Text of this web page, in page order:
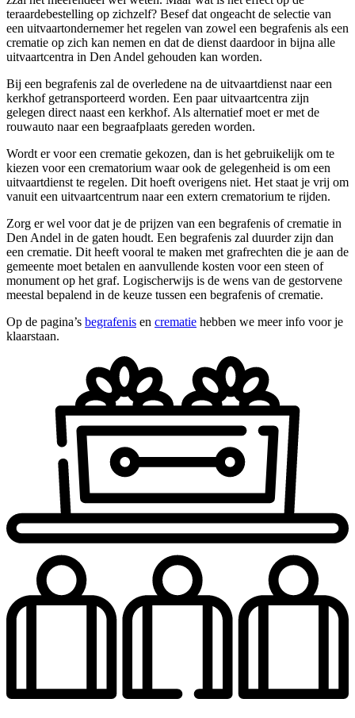
teraardebestelling op zichzelf? Besef dat ongeacht de selectie van
een uitvaartondernemer het regelen van zowel een begrafenis als een
crematie op zich kan nemen en dat de dienst daardoor in bijna alle
uitvaartcentra in Den Andel gehouden kan worden.
Bij een begrafenis zal de overledene na de uitvaartdienst naar een
kerkhof getransporteerd worden. Een paar uitvaartcentra zijn
gelegen direct naast een kerkhof. Als alternatief moet er met de
rouwauto naar een begraafplaats gereden worden.
Wordt er voor een crematie gekozen, dan is het gebruikelijk om te
kiezen voor een crematorium waar ook de gelegenheid is om een
uitvaartdienst te regelen. Dit hoeft overigens niet. Het staat je vrij om
vanuit een uitvaartcentrum naar een extern crematorium te rijden.
Zorg er wel voor dat je de prijzen van een begrafenis of crematie in
Den Andel in de gaten houdt. Een begrafenis zal duurder zijn dan
een crematie. Dit heeft vooral te maken met grafrechten die je aan de
gemeente moet betalen en aanvullende kosten voor een steen of
monument op het graf. Logischerwijs is de wens van de gestorvene
meestal bepalend in de keuze tussen een begrafenis of crematie.
Op de pagina’s begrafenis en crematie hebben we meer info voor je
klaarstaan.